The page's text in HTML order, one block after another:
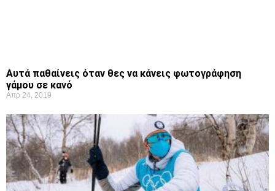
Αυτά παθαίνεις όταν θες να κάνεις φωτογράφηση
γάμου σε κανό
Απρ 24, 2019